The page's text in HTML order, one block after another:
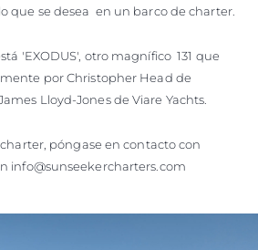
que se desea en un barco de charter.
'EXODUS', otro magnífico 131 que
por Christopher Head de
Lloyd-Jones de Viare Yachts.
póngase en contacto con
info@sunseekercharters.com